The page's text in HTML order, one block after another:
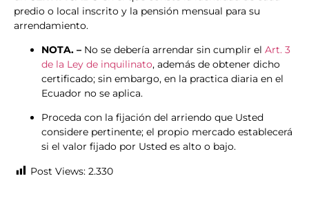
predio o local inscrito y la pensión mensual para su
arrendamiento.
NOTA. – No se debería arrendar sin cumplir el Art. 3
de la Ley de inquilinato, además de obtener dicho
certificado; sin embargo, en la practica diaria en el
Ecuador no se aplica.
Proceda con la fijación del arriendo que Usted
considere pertinente; el propio mercado establecerá
si el valor fijado por Usted es alto o bajo.
Post Views: 2.330